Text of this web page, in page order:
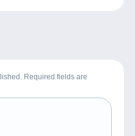
Required fields are